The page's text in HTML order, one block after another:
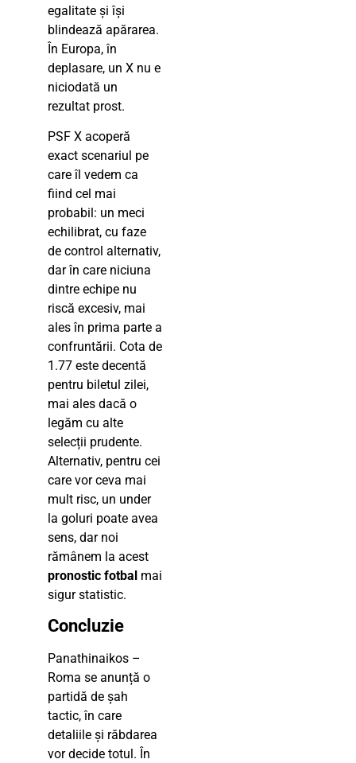
egalitate și își
blindează apărarea.
În Europa, în
deplasare, un X nu e
niciodată un
rezultat prost.
PSF X acoperă
exact scenariul pe
care îl vedem ca
fiind cel mai
probabil: un meci
echilibrat, cu faze
de control alternativ,
dar în care niciuna
dintre echipe nu
riscă excesiv, mai
ales în prima parte a
confruntării. Cota de
1.77 este decentă
pentru biletul zilei,
mai ales dacă o
legăm cu alte
selecții prudente.
Alternativ, pentru cei
care vor ceva mai
mult risc, un under
la goluri poate avea
sens, dar noi
rămânem la acest
pronostic fotbal mai
sigur statistic.
Concluzie
Panathinaikos –
Roma se anunță o
partidă de șah
tactic, în care
detaliile și răbdarea
vor decide totul. În